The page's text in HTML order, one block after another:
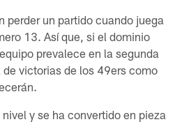
perder un partido cuando juega
13. Así que, si el dominio
prevalece en la segunda
victorias de los 49ers como
y se ha convertido en pieza